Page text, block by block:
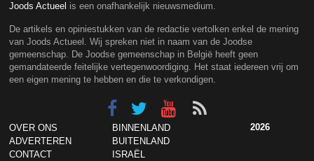
Joods Actueel is een onafhankelijk nieuwsmedium.
De artikels en opiniestukken van de redactie vertolken enkel de mening
van Joods Actueel. Wij spreken niet in naam van de Joodse
gemeenschap. De Joodse gemeenschap in België heeft geen
gemandateerde feitelijke vertegenwoordiging. Het staat iedereen vrij om
een eigen mening te hebben en die te verkondigen.
OVER ONS
ADVERTEREN
CONTACT
BINNENLAND
BUITENLAND
ISRAËL
2026